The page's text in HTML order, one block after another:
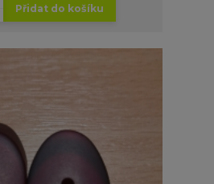
Přidat do košíku